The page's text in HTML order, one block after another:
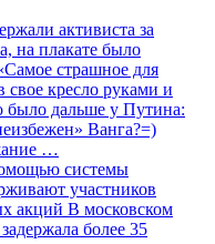
активиста за
на плакате было
страшное для
кресло руками и
дальше у Путина:
Ванга?=)
…
системы
участников
акций В московском
более 35